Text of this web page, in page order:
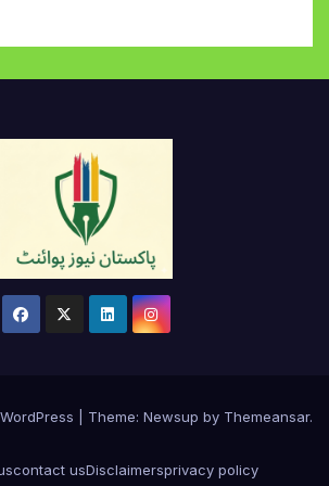
Theme: Newsup by Themeansar.
contact usDisclaimersprivacy policy